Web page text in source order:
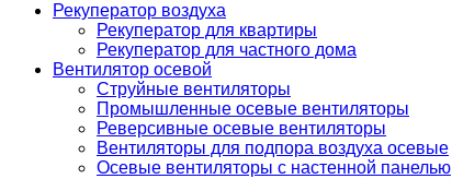
Рекуператор воздуха
Рекуператор для квартиры
Рекуператор для частного дома
Вентилятор осевой
Струйные вентиляторы
Промышленные осевые вентиляторы
Реверсивные осевые вентиляторы
Вентиляторы для подпора воздуха осевые
Осевые вентиляторы с настенной панелью